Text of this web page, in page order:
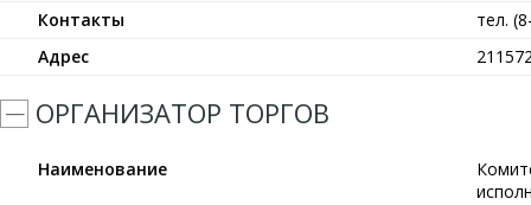
Контакты
тел.
Адрес
ОРГАНИЗАТОР ТОРГОВ
Наименование